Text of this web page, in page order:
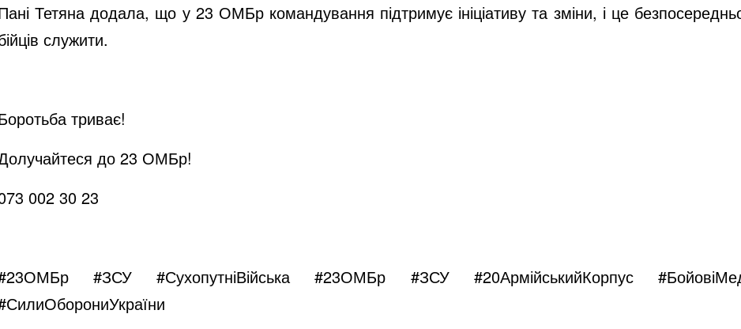
Тетяна додала, що у 23 ОМБр командування підтримує ініціативу та зміни, і це
служити.
триває!
до 23 ОМБр!
002 30 23
#ЗСУ #СухопутніВійська #23ОМБр #ЗСУ #20АрмійськийКорпус